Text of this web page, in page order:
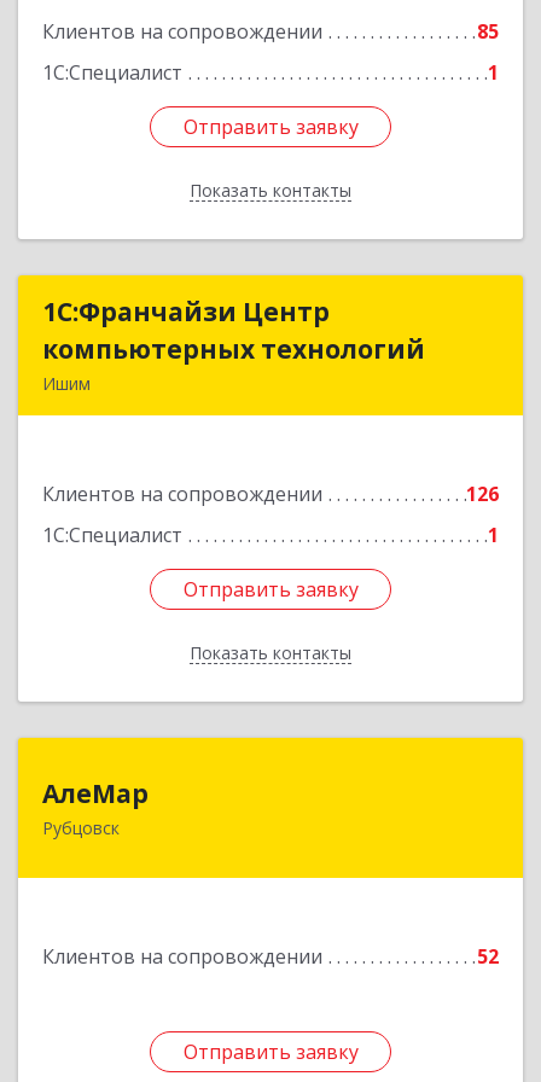
Клиентов на сопровождении
85
1С:Специалист
1
Отправить заявку
Показать контакты
Отправить заявку
Назад
1С:Франчайзи Центр
компьютерных технологий
Ишим
Клиентов на сопровождении
126
1С:Специалист
1
Отправить заявку
Показать контакты
1С:Франчайзи Центр
компьютерных технологий
Подробнее
Отправить заявку
Назад
АлеМар
Рубцовск
Клиентов на сопровождении 52
Отправить заявку
Отправить заявку